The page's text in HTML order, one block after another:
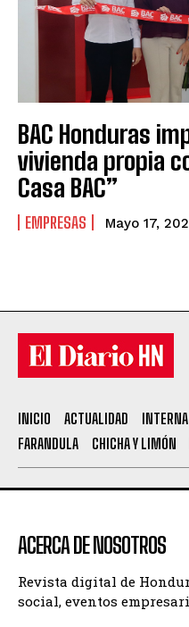
BAC Honduras
vivienda propia
Casa BAC”
EMPRESAS Mayo 17,
INICIO ACTUALIDAD
FARANDULA
CHICHA Y LIMÓN
ACERCA DE NOSOTROS
Revista digital de
social, eventos